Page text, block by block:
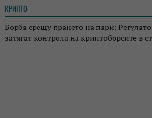
КРИПТО
Борба срещу прането на пари:
затягат контрола на криптоборсите в